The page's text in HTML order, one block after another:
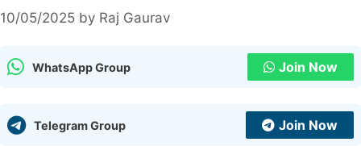
10/05/2025 by Raj Gaurav
WhatsApp Group Join Now
Telegram Group Join Now